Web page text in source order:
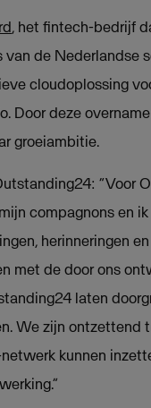
, het fintech-bedrijf
de Nederlandse
cloudoplossing
Door deze
groeiambitie.
“Voor
compagnons en
herinneringen
met de door ons
laten
We zijn
kunnen